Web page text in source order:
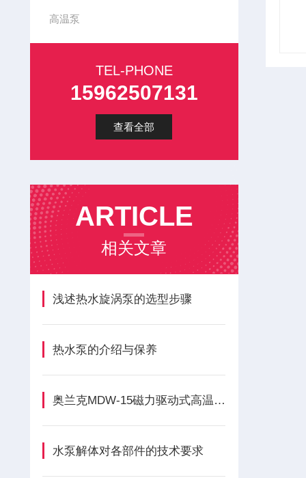
高温泵
TEL-PHONE
15962507131
查看全部
ARTICLE
相关文章
浅述热水旋涡泵的选型步骤
热水泵的介绍与保养
奥兰克MDW-15磁力驱动式高温350度旋涡泵各组成部件的功能特点
水泵解体对各部件的技术要求